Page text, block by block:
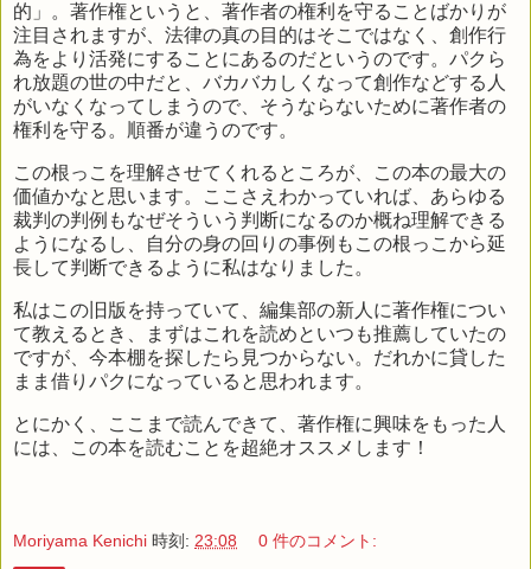
的」。著作権というと、著作者の権利を守ることばかりが
注目されますが、法律の真の目的はそこではなく、創作行
為をより活発にすることにあるのだというのです。パクら
れ放題の世の中だと、バカバカしくなって創作などする人
がいなくなってしまうので、そうならないために著作者の
権利を守る。順番が違うのです。
この根っこを理解させてくれるところが、この本の最大の
価値かなと思います。ここさえわかっていれば、あらゆる
裁判の判例もなぜそういう判断になるのか概ね理解できる
ようになるし、自分の身の回りの事例もこの根っこから延
長して判断できるように私はなりました。
私はこの旧版を持っていて、編集部の新人に著作権につい
て教えるとき、まずはこれを読めといつも推薦していたの
ですが、今本棚を探したら見つからない。だれかに貸した
まま借りパクになっていると思われます。
とにかく、ここまで読んできて、著作権に興味をもった人
には、この本を読むことを超絶オススメします！
Moriyama Kenichi 時刻: 23:08 0 件のコメント: